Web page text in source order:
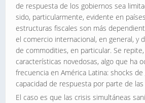
de respuesta de los gobiernos sea
sido, particularmente, evidente en
estructuras fiscales son más
el comercio internacional, en general, y
de commodities, en particular. Se
características novedosas, algo que ha
frecuencia en América Latina: shocks
capacidad de respuesta por parte de
El caso es que las crisis simultáneas